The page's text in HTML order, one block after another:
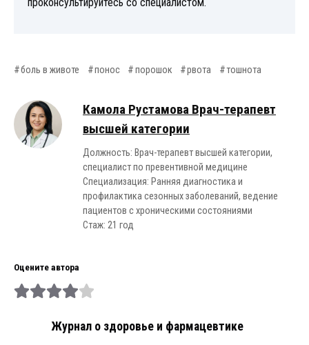
проконсультируйтесь со специалистом.
боль в животе понос порошок рвота тошнота
Камола Рустамова Врач-терапевт
высшей категории
Должность: Врач-терапевт высшей категории,
специалист по превентивной медицине
Специализация: Ранняя диагностика и
профилактика сезонных заболеваний, ведение
пациентов с хроническими состояниями
Стаж: 21 год
Оцените автора
Журнал о здоровье и фармацевтике